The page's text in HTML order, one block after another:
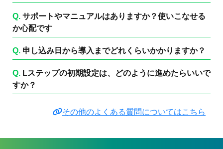
Q. サポートやマニュアルはありますか？使いこなせる
か心配です
Q. 申し込み日から導入までどれくらいかかりますか？
Q. Lステップの初期設定は、どのように進めたらいいで
すか？
その他のよくある質問についてはこちら